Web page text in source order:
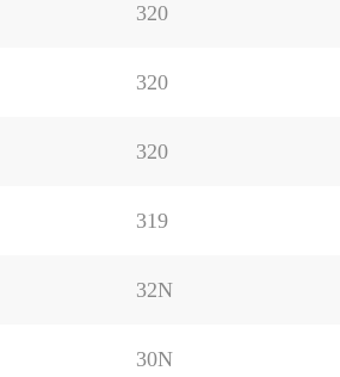
320
320
320
319
32N
30N